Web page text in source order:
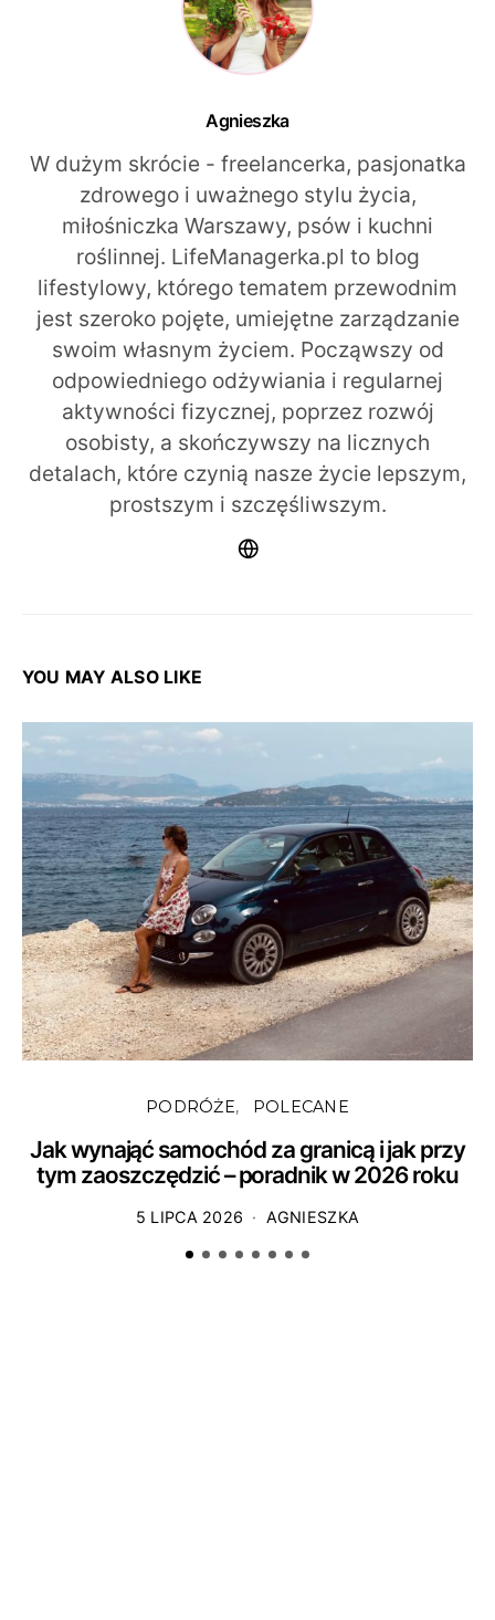
Agnieszka
W dużym skrócie - freelancerka, pasjonatka
zdrowego i uważnego stylu życia,
miłośniczka Warszawy, psów i kuchni
roślinnej. LifeManagerka.pl to blog
lifestylowy, którego tematem przewodnim
jest szeroko pojęte, umiejętne zarządzanie
swoim własnym życiem. Począwszy od
odpowiedniego odżywiania i regularnej
aktywności fizycznej, poprzez rozwój
osobisty, a skończywszy na licznych
detalach, które czynią nasze życie lepszym,
prostszym i szczęśliwszym.
YOU MAY ALSO LIKE
PODRÓŻE POLECANE
Jak wynająć samochód za granicą i jak przy
tym zaoszczędzić – poradnik w 2026 roku
5 LIPCA 2026 AGNIESZKA